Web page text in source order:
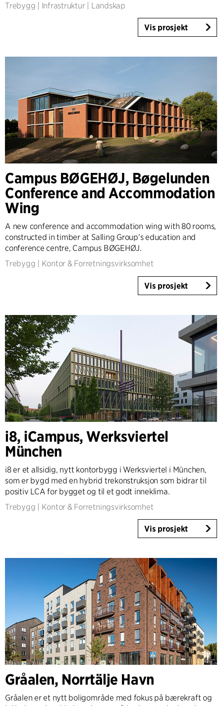
Trebygg
Infrastruktur| Landskap
Vis prosjekt
Campus BØGEHØJ, Bøgelunden
Conference and Accommodation
Wing
A new conference and accommodation wing with 80 rooms,
constructed in timber at Salling Group’s education and
conference centre, Campus BØGEHØJ.
Trebygg
Kontor & Forretningsvirksomhet
Vis prosjekt
i8, iCampus, Werksviertel
München
i8 er et allsidig, nytt kontorbygg i Werksviertel i München,
som er bygd med en hybrid trekonstruksjon som bidrar til
positiv LCA for bygget og til et godt inneklima.
Trebygg
Kontor & Forretningsvirksomhet
Vis prosjekt
Gråalen, Norrtälje Havn
Gråalen er et nytt boligområde med fokus på bærekraft og